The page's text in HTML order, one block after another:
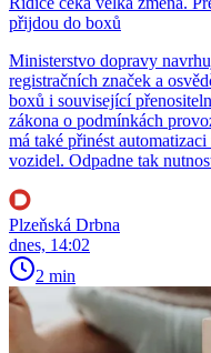
přijdou do boxů
Ministerstvo dopravy
registračních značek a
boxů i související
zákona o podmínkách
má také přinést
vozidel. Odpadne tak
Plzeňská Drbna
dnes, 14:02
2 min